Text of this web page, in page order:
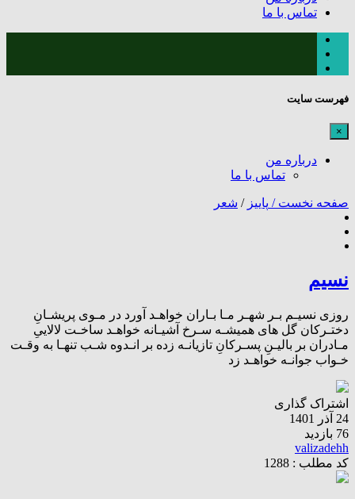
تماس با ما
فهرست سایت
×
درباره من
تماس با ما
صفحه نخست / پاییز / شعر
نسیم
روزی نسیـم بـر شهـر مـا بـاران خواهـد آورد در مـوی پریشـانِ
دختـرکان گل های همیشـه سـرخ آشیـانه خواهـد ساخـت لالاییِ
مـادران بر بالیـنِ پسـرکانِ تازیانـه زده بر انـدوه شـب تنهـا به وقـت
خـواب جوانـه خواهـد زد
اشتراک گذاری
24 آذر 1401
76 بازدید
valizadehh
کد مطلب : 1288